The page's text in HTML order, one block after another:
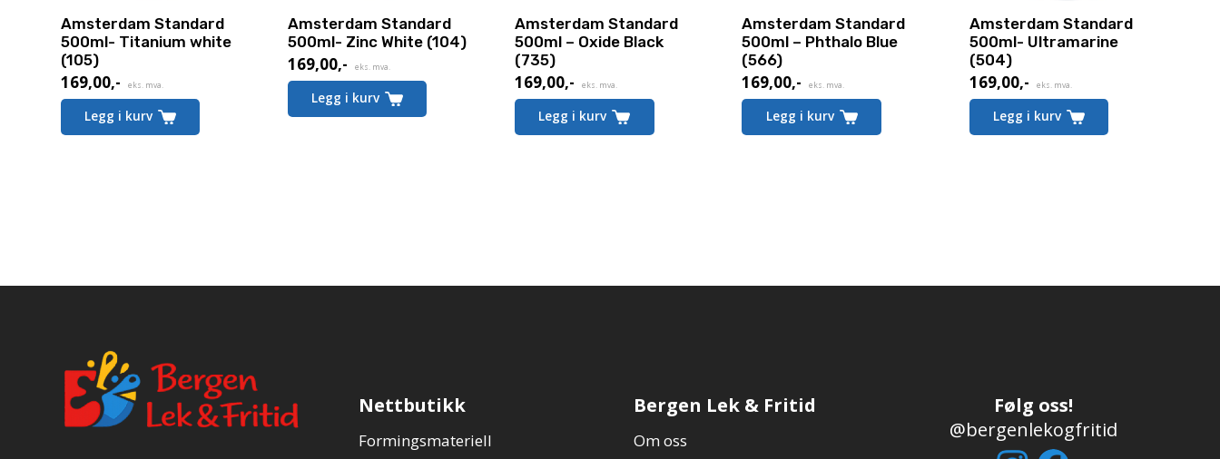
Amsterdam Standard
500ml- Titanium white
(105)
169,00,- eks. mva.
Legg i kurv
Amsterdam Standard
500ml- Zinc White (104)
169,00,- eks. mva.
Legg i kurv
Amsterdam Standard
500ml – Oxide Black
(735)
169,00,- eks. mva.
Legg i kurv
Amsterdam Standard
500ml – Phthalo Blue
(566)
169,00,- eks. mva.
Legg i kurv
Amsterdam Standard
500ml- Ultramarine
(504)
169,00,- eks. mva.
Legg i kurv
Nettbutikk
Formingsmateriell
Bergen Lek & Fritid
Om oss
Følg oss!
@bergenlekogfritid